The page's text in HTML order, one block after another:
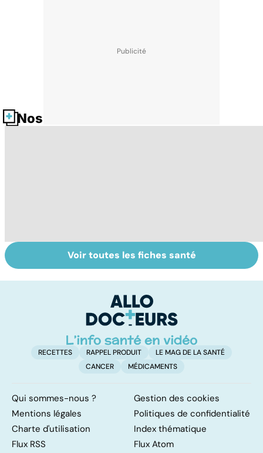
Nos fiches santé
Automne-hiver,
le temps de la
Tout savoir sur
les maux du froid
Voir toutes les fiches santé
RECETTES RAPPEL PRODUIT
LE MAG DE LA SANTÉ
CANCER
MÉDICAMENTS
Qui sommes-nous ?
Gestion des cookies
Mentions légales
Politiques de confidentialité
Charte d'utilisation
Index thématique
Flux RSS
Flux Atom